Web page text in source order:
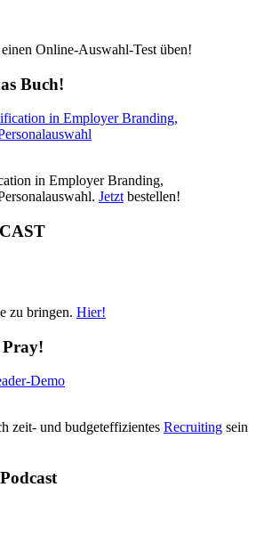
Online-Auswahl-Test üben!
Buch!
in Employer Branding,
Jetzt bestellen!
zu bringen. Hier!
zeit- und budgeteffizientes Recruiting sein